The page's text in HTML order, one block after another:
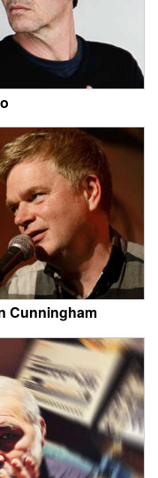
Cunningham